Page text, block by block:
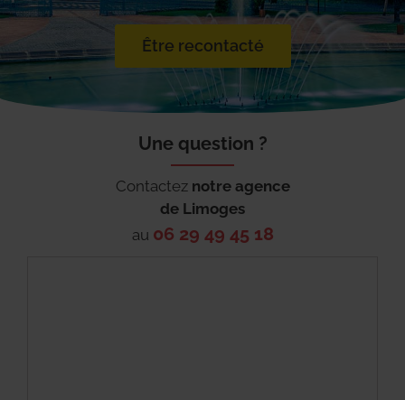
Être recontacté
Une question ?
Contactez notre agence
de Limoges
au 06 29 49 45 18